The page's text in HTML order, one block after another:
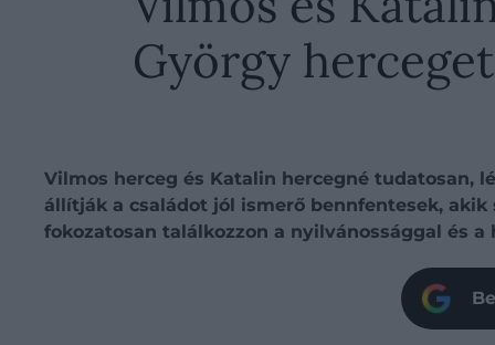
György
Vilmos herceg és Katalin hercegné tudatosan,
állítják a családot jól ismerő bennfentesek,
fokozatosan találkozzon a nyilvánossággal és a